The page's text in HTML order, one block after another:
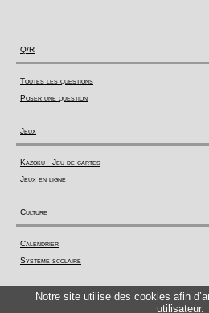
Notre site utilise des cookies afin
utilisateur.
Q/R
Toutes les questions
Poser une question
Jeux
Kazoku - Jeu de cartes
Jeux en ligne
Culture
Calendrier
Système scolaire
Actualité